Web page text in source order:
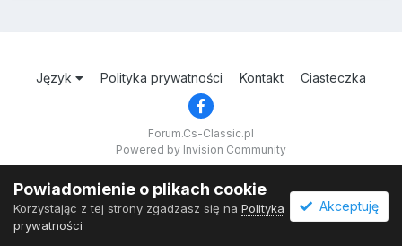
Język Polityka prywatności Kontakt Ciasteczka
Forum.Cs-Classic.pl
Powered by Invision Community
Powiadomienie o plikach cookie
Korzystając z tej strony zgadzasz się na Polityka
prywatności
Akceptuję